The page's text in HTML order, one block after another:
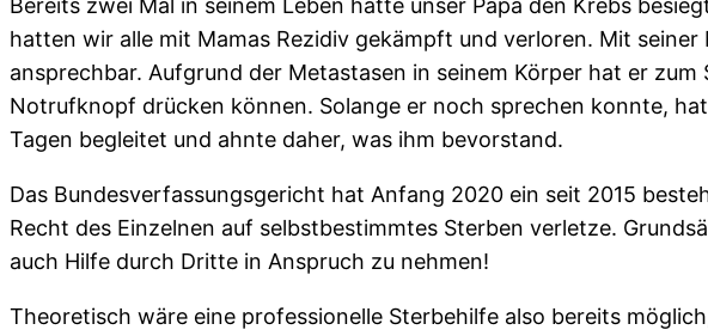
Bereits zwei Mal in seinem Leben hatte unser Papa den Krebs
hatten wir alle mit Mamas Rezidiv gekämpft und verloren. Mit
ansprechbar. Aufgrund der Metastasen in seinem Körper hat er
Notrufknopf drücken können. Solange er noch sprechen konnte,
Tagen begleitet und ahnte daher, was ihm bevorstand.
Das Bundesverfassungsgericht hat Anfang 2020 ein seit 2015
Recht des Einzelnen auf selbstbestimmtes Sterben verletze.
auch Hilfe durch Dritte in Anspruch zu nehmen!
Theoretisch wäre eine professionelle Sterbehilfe also bereits